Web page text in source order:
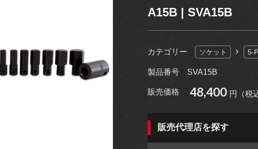
ブレーキ・ホイ
モーターサイクル
グッズ
A15B | SVA15B
カテゴリー ソケット 5-
製品番号 SVA15B
販売価格 48,400 円（税
販売代理店を探す